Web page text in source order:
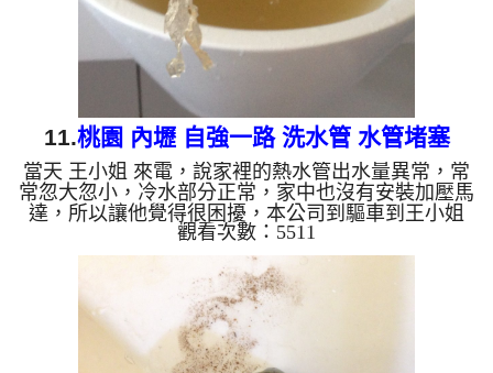
11.桃園 內壢 自強一路 洗水管 水管堵塞
當天 王小姐 來電，說家裡的熱水管出水量異常，常
常忽大忽小，冷水部分正常，家中也沒有安裝加壓馬
達，所以讓他覺得很困擾，本公司到驅車到王小姐
家， 檢測水管問題，並沒有發現管路異常部分，本
公司架起 水管清洗機 ，開始 清洗水管 ，水龍頭噴出
很多髒水，突然噴出了一個塑膠袋碎片，如下圖及影
片，王小姐 看到傻住不能語， 水管清洗 約兩小時
後，出水量變大水也沒有異物了， 林小姐可安心用
熱水了。 清洗水管, 水管清洗, 洗水管, 熱水管堵塞,
熱水忽冷忽熱, 洗管路, 清管路 ...
觀看次數：5511